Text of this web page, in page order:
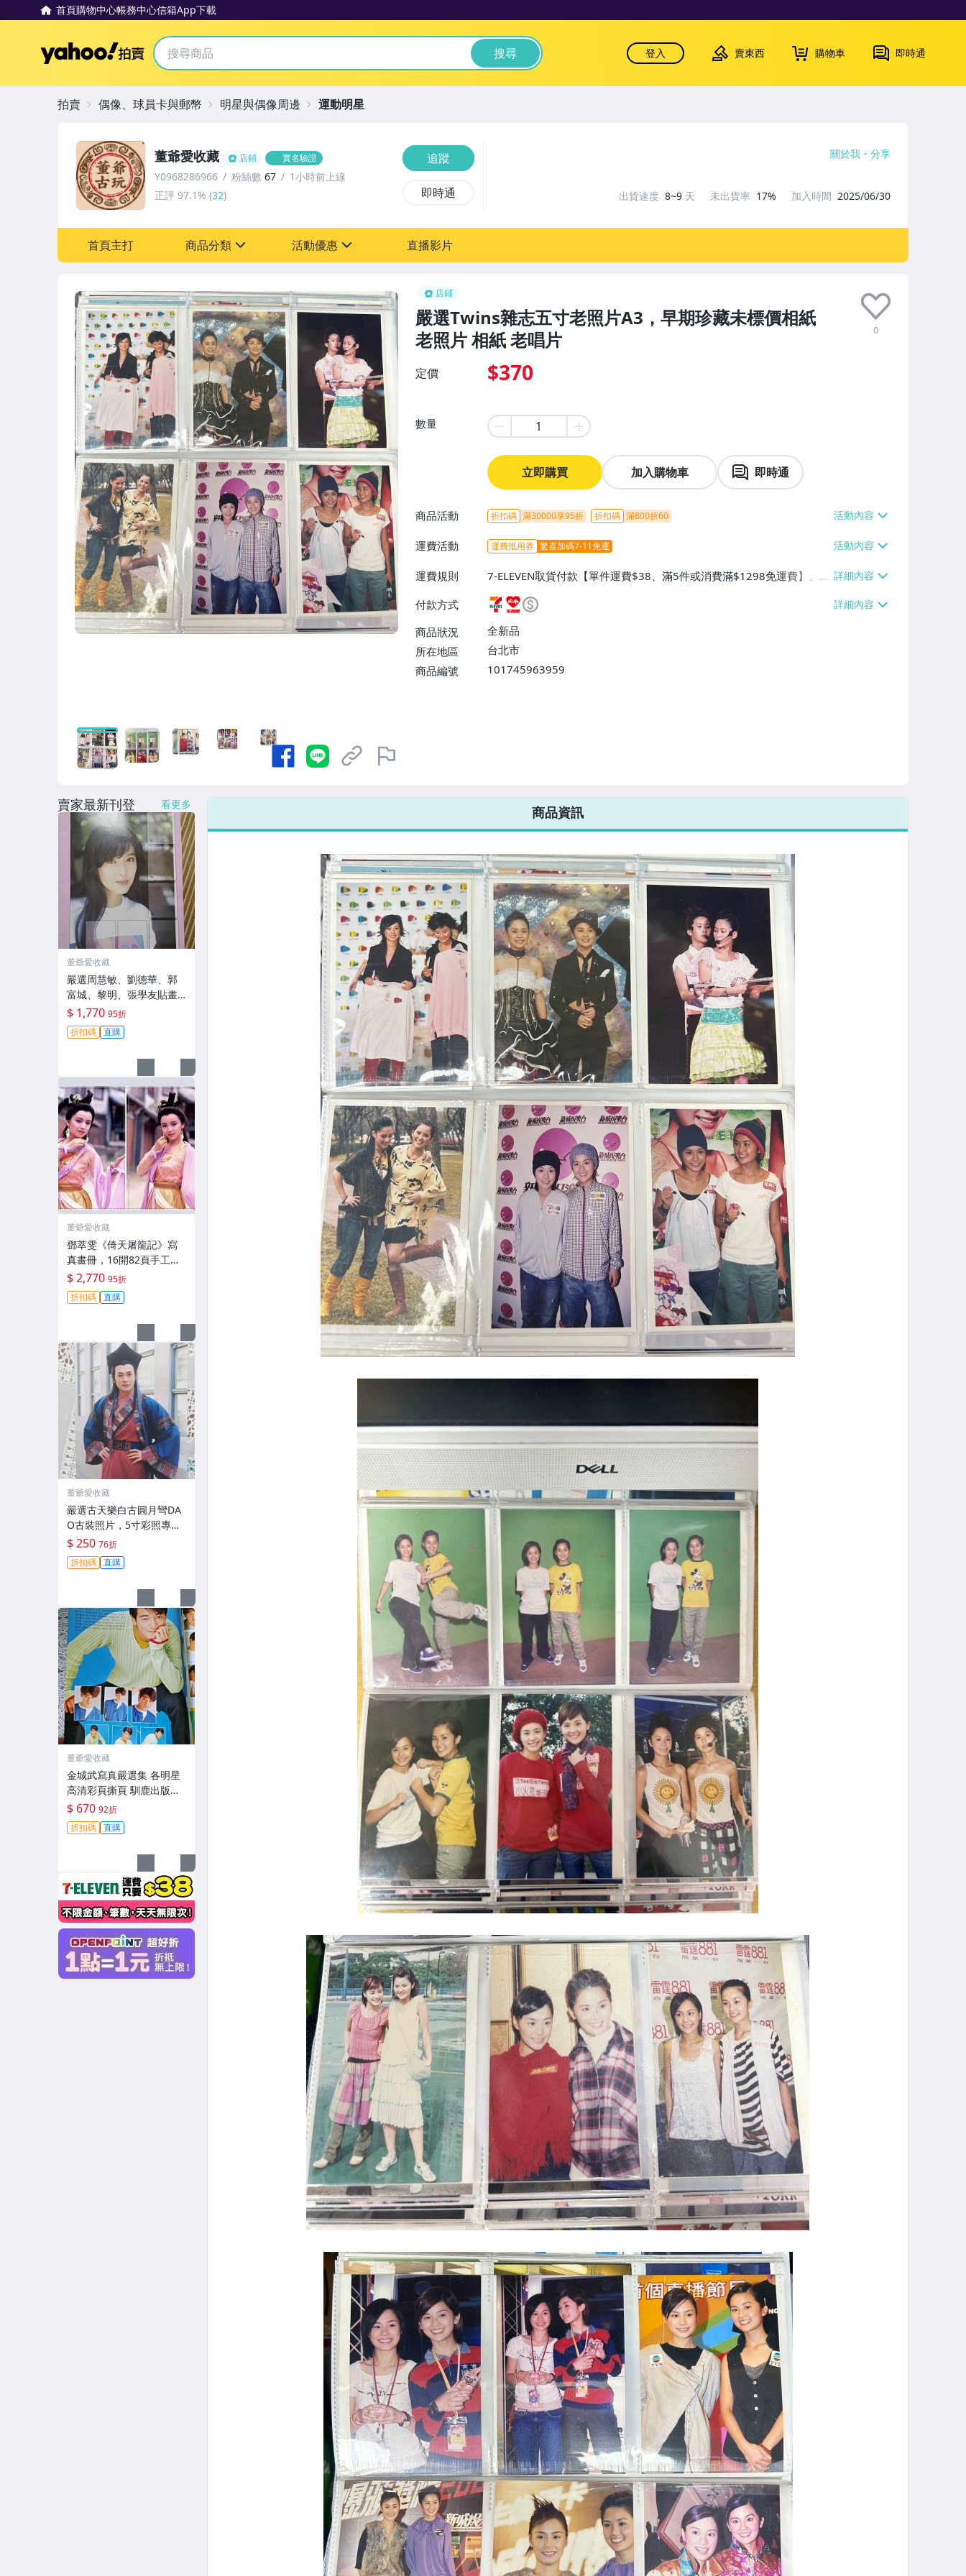
首頁購物中心帳務中心信箱App下載
Yahoo拍賣 搜尋 登入 賣東西 購物車 即時通
店鋪
嚴選Twins雜志五寸老照片A3，早期珍藏未標價相紙
老照片 相紙 老唱片
0
定價 $370
數量
立即購買 加入購物車 即時通
商品活動 折扣碼 滿30000享95折 折扣碼 滿800折60
運費活動 運費抵用券 驚喜加碼7-11免運
運費規則
7-ELEVEN取貨付款【單件運費$38、滿5件或消費滿$1298免運費】、7-
ELEVEN取貨不付款【免運費】、萊爾富取貨付款【單件運費$60、滿5件
或消費滿$1298免運費】、宅配/貨運【單件運費$120、滿5件或消費滿
$1598免運費】
付款方式
商品狀況
全新品
所在地區
台北市
商品編號
101745963959
董爺愛收藏 店鋪 實名驗證
Y0968286966 粉絲數 67
1小時前上線
正評 97.1% (32)
追蹤
即時通
關於我 分享
出貨速度 8~9 天 未出貨率 17% 加入時間 2025/06/30
首頁主打 商品分類 活動優惠
[全店] 粉絲專享
直播影片
拍賣 偶像、球員卡與郵幣 明星與偶像周邊 運動明星
商品資訊
賣家最新刊登 看更多
董爺愛收藏
嚴選周慧敏、劉德華、郭
富城、黎明、張學友貼畫
收藏冊，九成新，誠意推
薦 貼畫 收藏 冊本
$ 1,770 95折
折扣碼 直購
董爺愛收藏
鄧萃雯《倚天屠龍記》寫
真畫冊，16開82頁手工裝
訂 倚天屠龍記 寫真 畫冊
$ 2,770 95折
折扣碼 直購
董爺愛收藏
嚴選古天樂白古圓月彎DA
O古裝照片，5寸彩照專屬
收藏，相片滿包優惠，請
慎購。 圓月 彪DAO 照片
古裝
$ 250 76折
折扣碼 直購
董爺愛收藏
金城武寫真嚴選集 各明星
高清彩頁撕頁 馴鹿出版社
推薦 明星偶像收藏 寫真 撕
頁 彩頁
$ 670 92折
折扣碼 直購